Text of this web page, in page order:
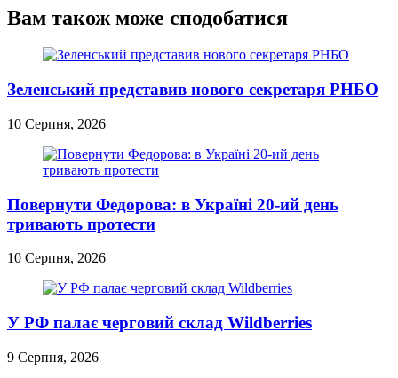
Вам також може сподобатися
Зеленський представив нового секретаря РНБО
10 Серпня, 2026
Повернути Федорова: в Україні 20-ий день
тривають протести
10 Серпня, 2026
У РФ палає черговий склад Wildberries
9 Серпня, 2026